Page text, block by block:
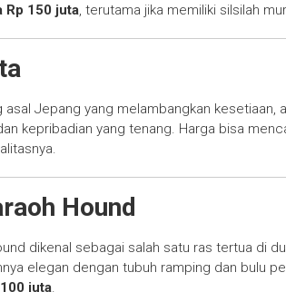
Rp 150 juta, terutama jika memiliki silsilah
asal Jepang yang melambangkan
kepribadian yang tenang. Harga bisa
Hound
dikenal sebagai salah satu ras tertua di
elegan dengan tubuh ramping dan bulu
juta.